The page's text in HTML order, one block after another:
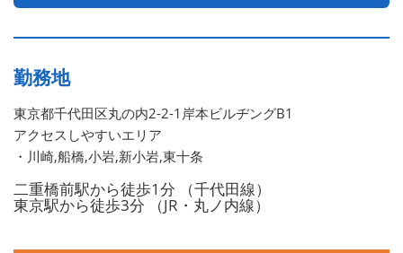
勤務地
東京都千代田区丸の内2-2-1岸本ビルヂングB1
アクセスしやすいエリア
・川崎,船橋,小岩,新小岩,東十条
二重橋前駅から徒歩1分 （千代田線）
東京駅から徒歩3分 （JR・丸ノ内線）